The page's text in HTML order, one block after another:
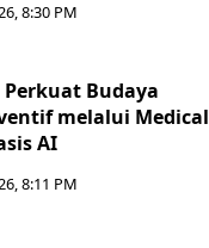
8:30 PM
Budaya
melalui Medical
AI
8:11 PM